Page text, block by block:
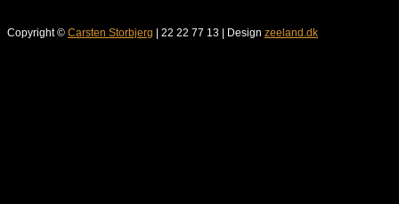
Copyright © Carsten Storbjerg | 22 22 77 13 | Design zeeland.dk